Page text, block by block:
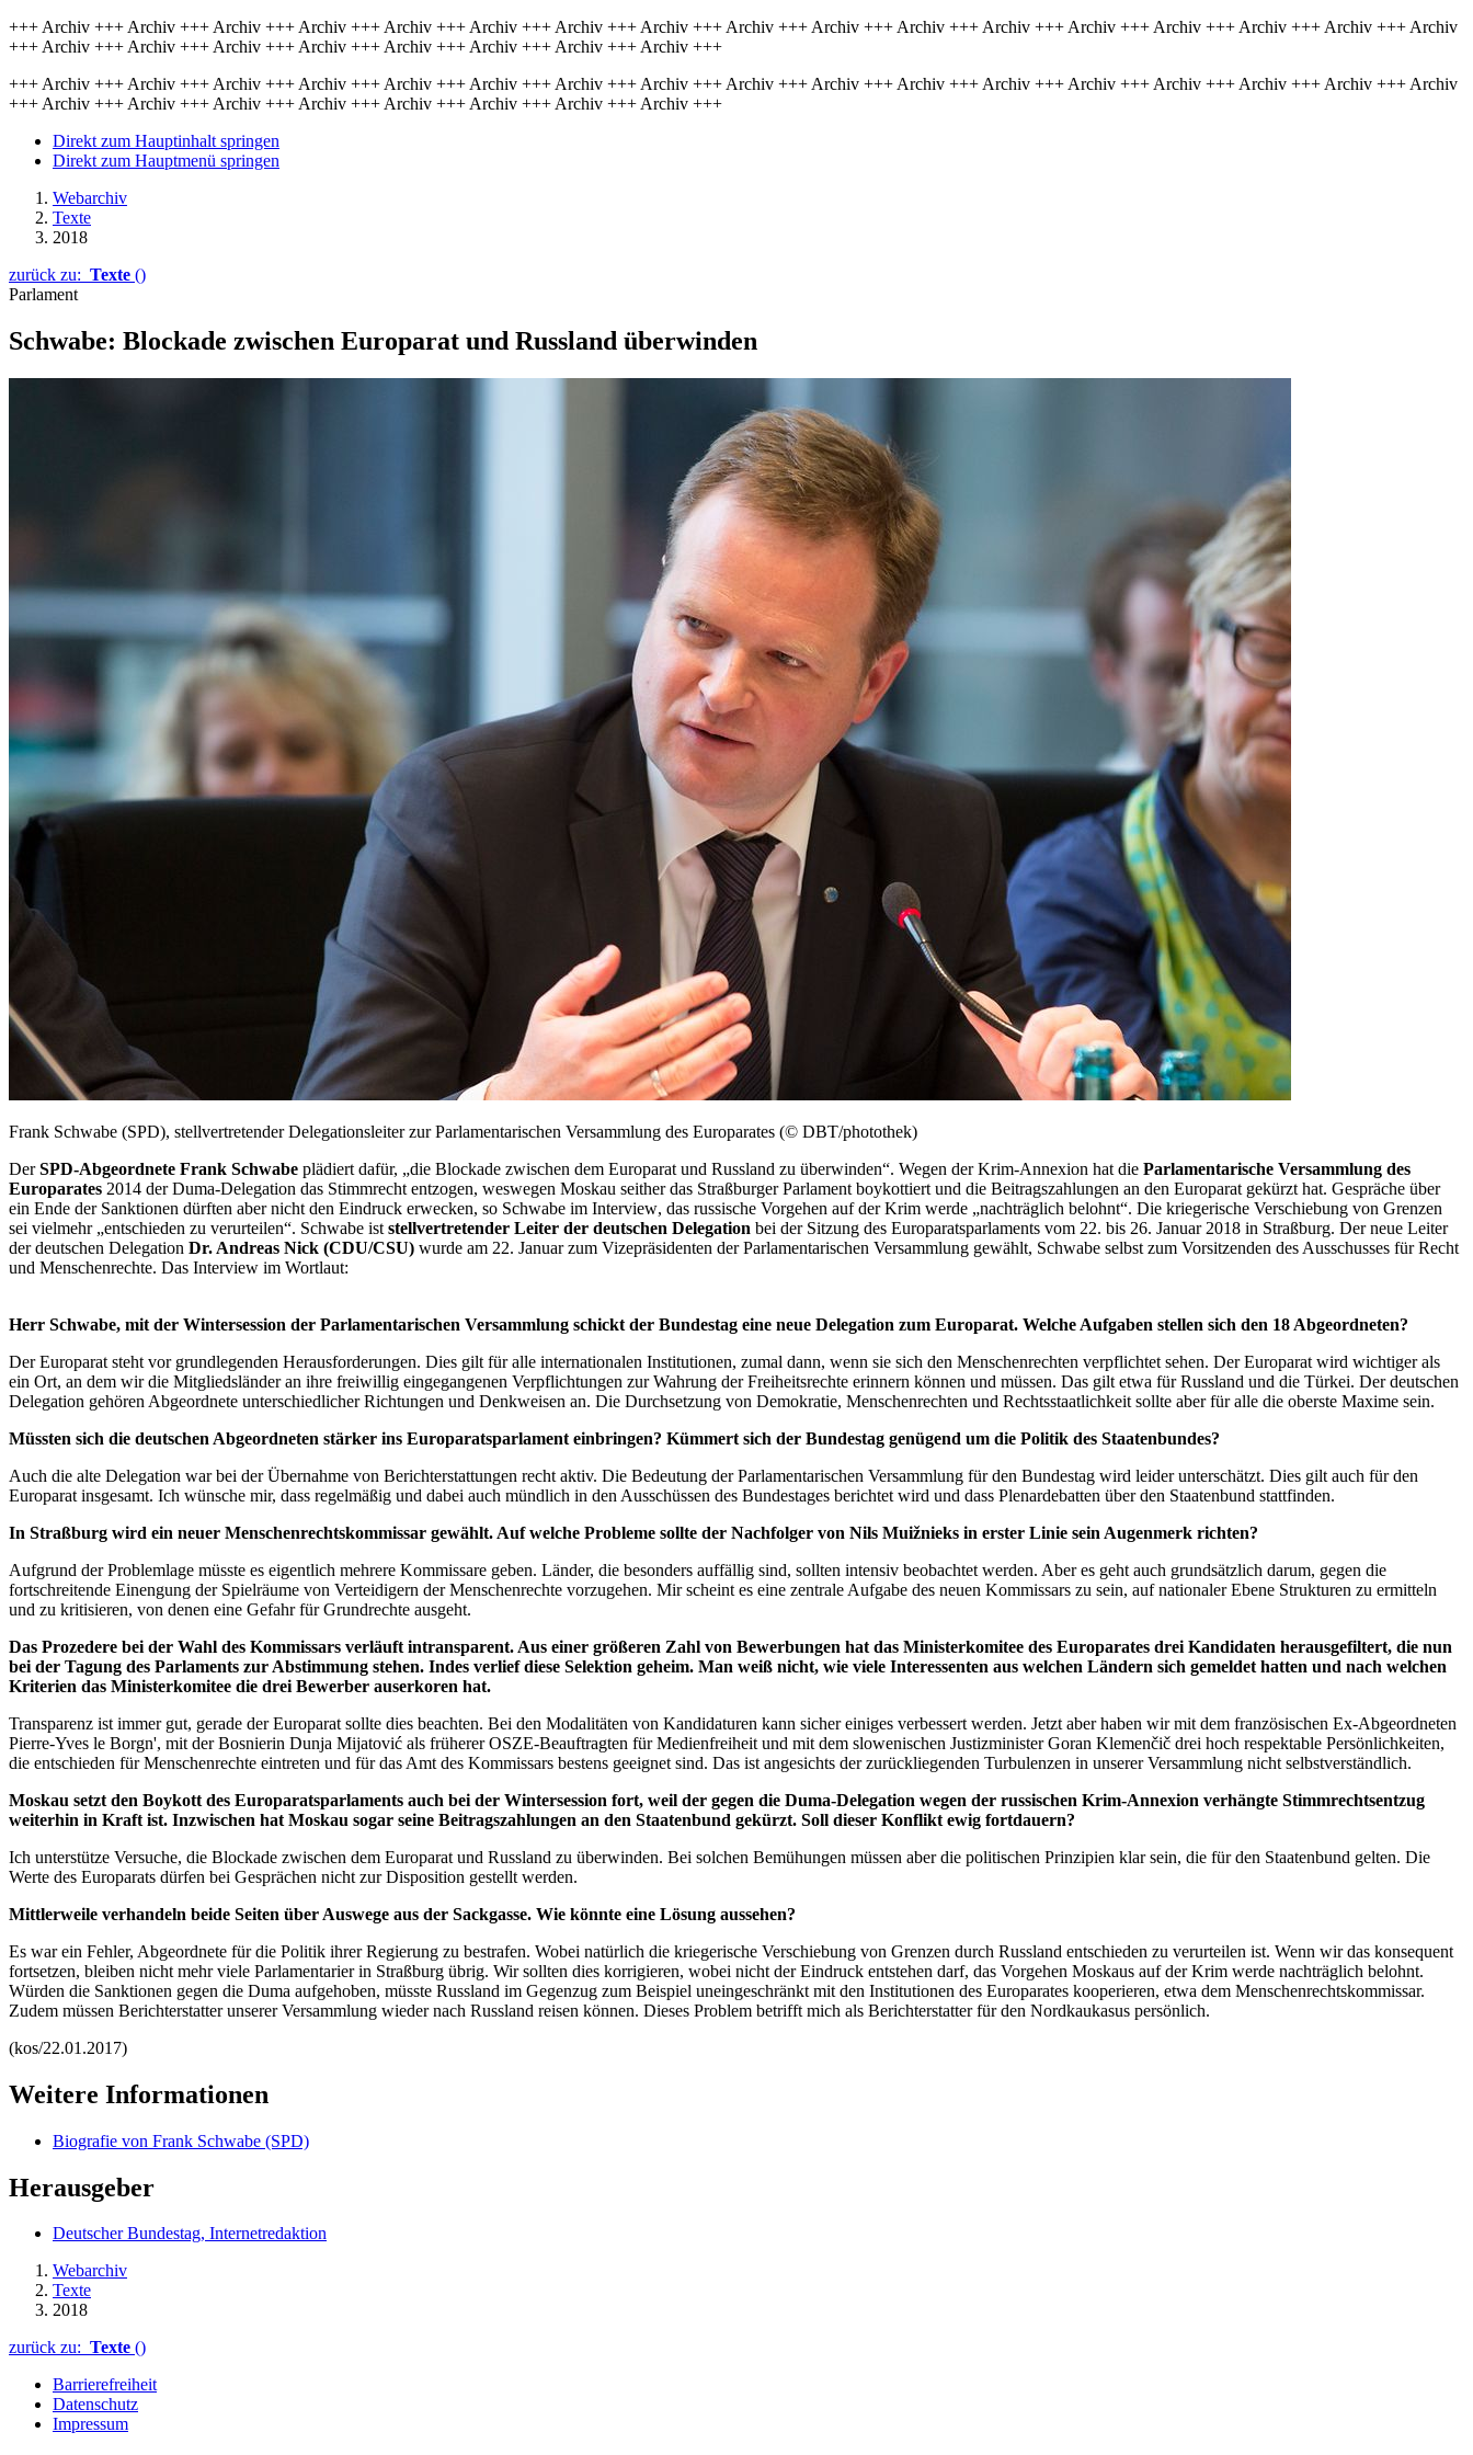
+++ Archiv +++ Archiv +++ Archiv +++ Archiv +++ Archiv +++ Archiv +++ Archiv +++ Archiv +++ Archiv +++ Archiv +++ Archiv +++ Archiv +++ Archiv +++ Archiv +++ Archiv +++ Archiv +++ Archiv
+++ Archiv +++ Archiv +++ Archiv +++ Archiv +++ Archiv +++ Archiv +++ Archiv +++ Archiv +++
+++ Archiv +++ Archiv +++ Archiv +++ Archiv +++ Archiv +++ Archiv +++ Archiv +++ Archiv +++ Archiv +++ Archiv +++ Archiv +++ Archiv +++ Archiv +++ Archiv +++ Archiv +++ Archiv +++ Archiv
+++ Archiv +++ Archiv +++ Archiv +++ Archiv +++ Archiv +++ Archiv +++ Archiv +++ Archiv +++
Direkt zum Hauptinhalt springen
Direkt zum Hauptmenü springen
Webarchiv
Texte
2018
zurück zu: Texte ()
Parlament
Schwabe: Blo­ckade zwischen Europa­rat und Russ­land über­winden
Frank Schwabe (SPD), stellvertretender Delegationsleiter zur Parlamentarischen Versammlung des Europarates (© DBT/photothek)
DerSPD-Abgeordnete Frank Schwabe plädiert dafür, „die Blockade zwischen dem Europarat und Russland zu überwinden“. Wegen der Krim-Annexion hat die Parlamentarische Versammlung des
Europarates 2014 der Duma-Delegation das Stimmrecht entzogen, weswegen Moskau seither das Straßburger Parlament boykottiert und die Beitragszahlungen an den Europarat gekürzt hat. Gespräche über
ein Ende der Sanktionen dürften aber nicht den Eindruck erwecken, so Schwabe im Interview, das russische Vorgehen auf der Krim werde „nachträglich belohnt“. Die kriegerische Verschiebung von Grenzen
sei vielmehr „entschieden zu verurteilen“. Schwabe ist stellvertretender Leiter der deutschen Delegation bei der Sitzung des Europaratsparlaments vom 22. bis 26. Januar 2018 in Straßburg. Der neue Leiter
der deutschen Delegation Dr. Andreas Nick (CDU/CSU) wurde am 22. Januar zum Vizepräsidenten der Parlamentarischen Versammlung gewählt, Schwabe selbst zum Vorsitzenden des Ausschusses für Recht
und Menschenrechte. Das Interview im Wortlaut:
Herr Schwabe, mit der Wintersession der Parlamentarischen Versammlung schickt der Bundestag eine neue Delegation zum Europarat. Welche Aufgaben stellen sich den 18 Abgeordneten?
Der Europarat steht vor grundlegenden Herausforderungen. Dies gilt für alle internationalen Institutionen, zumal dann, wenn sie sich den Menschenrechten verpflichtet sehen. Der Europarat wird wichtiger als
ein Ort, an dem wir die Mitgliedsländer an ihre freiwillig eingegangenen Verpflichtungen zur Wahrung der Freiheitsrechte erinnern können und müssen. Das gilt etwa für Russland und die Türkei. Der deutschen
Delegation gehören Abgeordnete unterschiedlicher Richtungen und Denkweisen an. Die Durchsetzung von Demokratie, Menschenrechten und Rechtsstaatlichkeit sollte aber für alle die oberste Maxime sein.
Müssten sich die deutschen Abgeordneten stärker ins Europaratsparlament einbringen? Kümmert sich der Bundestag genügend um die Politik des Staatenbundes?
Auch die alte Delegation war bei der Übernahme von Berichterstattungen recht aktiv. Die Bedeutung der Parlamentarischen Versammlung für den Bundestag wird leider unterschätzt. Dies gilt auch für den
Europarat insgesamt. Ich wünsche mir, dass regelmäßig und dabei auch mündlich in den Ausschüssen des Bundestages berichtet wird und dass Plenardebatten über den Staatenbund stattfinden.
In Straßburg wird ein neuer Menschenrechtskommissar gewählt. Auf welche Probleme sollte der Nachfolger von Nils Muižnieks in erster Linie sein Augenmerk richten?
Aufgrund der Problemlage müsste es eigentlich mehrere Kommissare geben. Länder, die besonders auffällig sind, sollten intensiv beobachtet werden. Aber es geht auch grundsätzlich darum, gegen die
fortschreitende Einengung der Spielräume von Verteidigern der Menschenrechte vorzugehen. Mir scheint es eine zentrale Aufgabe des neuen Kommissars zu sein, auf nationaler Ebene Strukturen zu ermitteln
und zu kritisieren, von denen eine Gefahr für Grundrechte ausgeht.
Das Prozedere bei der Wahl des Kommissars verläuft intransparent. Aus einer größeren Zahl von Bewerbungen hat das Ministerkomitee des Europarates drei Kandidaten herausgefiltert, die nun
bei der Tagung des Parlaments zur Abstimmung stehen. Indes verlief diese Selektion geheim. Man weiß nicht, wie viele Interessenten aus welchen Ländern sich gemeldet hatten und nach welchen
Kriterien das Ministerkomitee die drei Bewerber auserkoren hat.
Transparenz ist immer gut, gerade der Europarat sollte dies beachten. Bei den Modalitäten von Kandidaturen kann sicher einiges verbessert werden. Jetzt aber haben wir mit dem französischen Ex-Abgeordneten
Pierre-Yves le Borgn', mit der Bosnierin Dunja Mijatović als früherer OSZE-Beauftragten für Medienfreiheit und mit dem slowenischen Justizminister Goran Klemenčič drei hoch respektable Persönlichkeiten,
die entschieden für Menschenrechte eintreten und für das Amt des Kommissars bestens geeignet sind. Das ist angesichts der zurückliegenden Turbulenzen in unserer Versammlung nicht selbstverständlich.
Moskau setzt den Boykott des Europaratsparlaments auch bei der Wintersession fort, weil der gegen die Duma-Delegation wegen der russischen Krim-Annexion verhängte Stimmrechtsentzug
weiterhin in Kraft ist. Inzwischen hat Moskau sogar seine Beitragszahlungen an den Staatenbund gekürzt. Soll dieser Konflikt ewig fortdauern?
Ich unterstütze Versuche, die Blockade zwischen dem Europarat und Russland zu überwinden. Bei solchen Bemühungen müssen aber die politischen Prinzipien klar sein, die für den Staatenbund gelten. Die
Werte des Europarats dürfen bei Gesprächen nicht zur Disposition gestellt werden.
Mittlerweile verhandeln beide Seiten über Auswege aus der Sackgasse. Wie könnte eine Lösung aussehen?
Es war ein Fehler, Abgeordnete für die Politik ihrer Regierung zu bestrafen. Wobei natürlich die kriegerische Verschiebung von Grenzen durch Russland entschieden zu verurteilen ist. Wenn wir das konsequent
fortsetzen, bleiben nicht mehr viele Parlamentarier in Straßburg übrig. Wir sollten dies korrigieren, wobei nicht der Eindruck entstehen darf, das Vorgehen Moskaus auf der Krim werde nachträglich belohnt.
Würden die Sanktionen gegen die Duma aufgehoben, müsste Russland im Gegenzug zum Beispiel uneingeschränkt mit den Institutionen des Europarates kooperieren, etwa dem Menschenrechtskommissar.
Zudem müssen Berichterstatter unserer Versammlung wieder nach Russland reisen können. Dieses Problem betrifft mich als Berichterstatter für den Nordkaukasus persönlich.
(kos/22.01.2017)
Weitere Informationen
Biografie von Frank Schwabe (SPD)
Herausgeber
Deutscher Bundestag, Internetredaktion
Webarchiv
Texte
2018
zurück zu: Texte ()
Barrierefreiheit
Datenschutz
Impressum